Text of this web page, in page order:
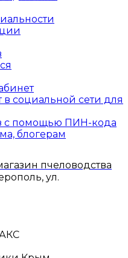
в социальной сети для
с помощью ПИН-кода
блогерам
пчеловодства
ул.